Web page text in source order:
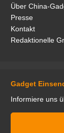
Über China-
Presse
Kontakt
Redaktionelle
Gadget
Informiere uns